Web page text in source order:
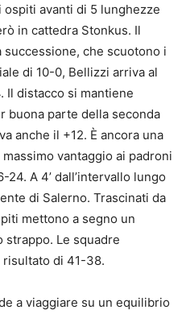
avanti di 5 lunghezze
in cattedra Stonkus. Il
che scuotono i
di 10-0, Bellizzi arriva al
Il distacco si mantiene
buona parte della seconda
anche il +12. È ancora una
vantaggio ai padroni
A 4’ dall’intervallo lungo
di Salerno. Trascinati da
mettono a segno un
strappo. Le squadre
di 41-38.
a viaggiare su un equilibrio